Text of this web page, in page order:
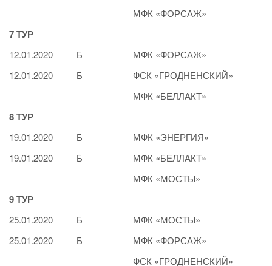
МФК «ФОРСАЖ»
7 ТУР
12.01.2020 Б
МФК «ФОРСАЖ»
12.01.2020
Б
ФСК «ГРОДНЕНСКИЙ»
МФК «БЕЛЛАКТ»
8 ТУР
19.01.2020 Б
МФК «ЭНЕРГИЯ»
19.01.2020
Б
МФК «БЕЛЛАКТ»
МФК «МОСТЫ»
9 ТУР
25.01.2020 Б
МФК «МОСТЫ»
25.01.2020
Б
МФК «ФОРСАЖ»
ФСК «ГРОДНЕНСКИЙ»